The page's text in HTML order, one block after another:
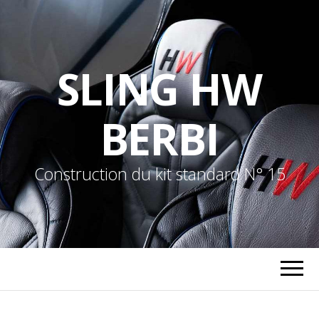
SLING HW
BERBI
Construction du kit standard N° 15